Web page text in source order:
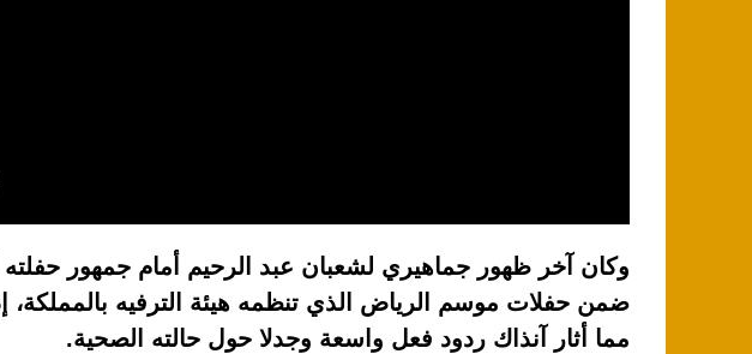
وكان آخر ظهور جماهيري لشعبان عبد الرحيم أمام جمهور حفلته
ضمن حفلات موسم الرياض الذي تنظمه هيئة الترفيه
مما أثار آنذاك ردود فعل واسعة وجدلا حول حالته الصحية.